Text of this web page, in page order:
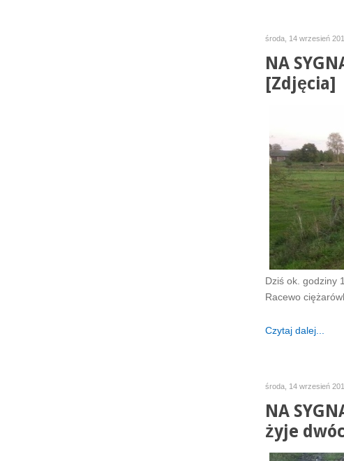
środa, 14 wrzesień
NA
[Zdjęcia]
Dziś ok. godziny
Racewo
Czytaj dalej...
środa, 14 wrzesień
NA
żyje